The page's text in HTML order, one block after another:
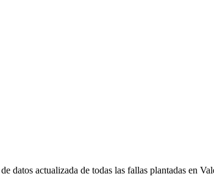
datos actualizada de todas las fallas plantadas en